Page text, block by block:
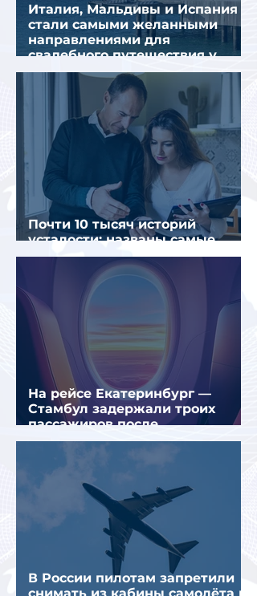
Италия, Мальдивы и Испания
стали самыми желанными
направлениями для
свадебного путешествия у
россиян
Почти 10 тысяч историй
усталости: названы самые
уставшие россияне
На рейсе Екатеринбург —
Стамбул задержали троих
пассажиров после
предполагаемой серии краж
В России пилотам запретили
снимать из кабины самолёта и